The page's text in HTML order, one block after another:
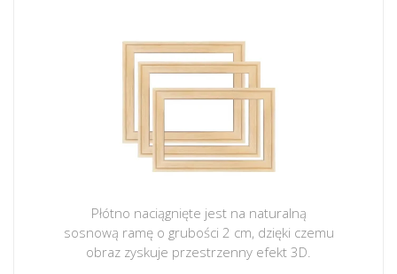
Płótno naciągnięte jest na naturalną
sosnową ramę o grubości 2 cm, dzięki czemu
obraz zyskuje przestrzenny efekt 3D.